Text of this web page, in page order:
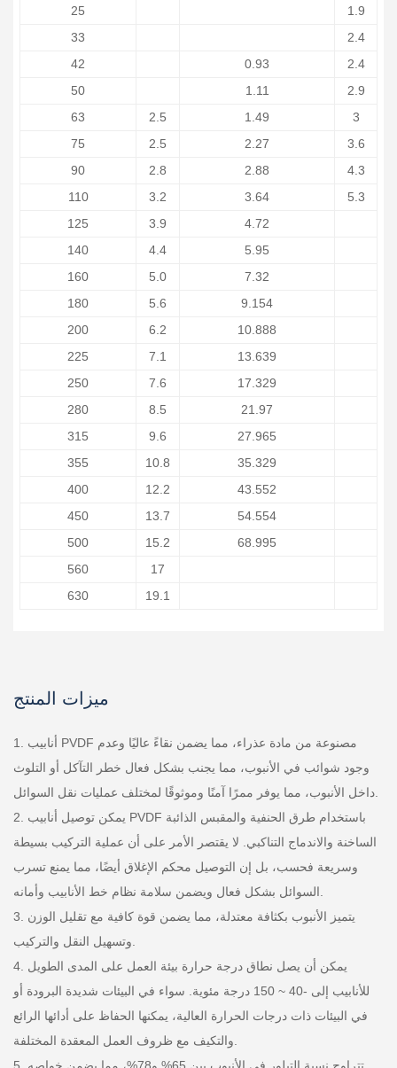
25
1.9
33
2.4
42
0.93
2.4
50
1.11
2.9
63
2.5 1.49
3
75
2.5 2.27
3.6
90
2.8 2.88
4.3
110
3.2 3.64
5.3
125
3.9
4.72
140
4.4
5.95
160
5.0
7.32
180
5.6
9.154
200
6.2
10.888
225
7.1
13.639
250
7.6
17.329
280
8.5
21.97
315
9.6
27.965
355
10.8
35.329
400
12.2
43.552
450
13.7
54.554
500
15.2
68.995
560
17
630
19.1
ميزات المنتج
1. أنابيب PVDF مصنوعة من مادة عذراء، مما يضمن نقاءً عاليًا وعدم
وجود شوائب في الأنبوب، مما يجنب بشكل فعال خطر التآكل أو التلوث
داخل الأنبوب، مما يوفر ممرًا آمنًا وموثوقًا لمختلف عمليات نقل السوائل.
2. يمكن توصيل أنابيب PVDF باستخدام طرق الحنفية والمقبس الذائبة
الساخنة والاندماج التناكبي. لا يقتصر الأمر على أن عملية التركيب بسيطة
وسريعة فحسب، بل إن التوصيل محكم الإغلاق أيضًا، مما يمنع تسرب
السوائل بشكل فعال ويضمن سلامة نظام خط الأنابيب وأمانه.
3. يتميز الأنبوب بكثافة معتدلة، مما يضمن قوة كافية مع تقليل الوزن
وتسهيل النقل والتركيب.
4. يمكن أن يصل نطاق درجة حرارة بيئة العمل على المدى الطويل
للأنابيب إلى -40 ~ 150 درجة مئوية. سواء في البيئات شديدة البرودة أو
في البيئات ذات درجات الحرارة العالية، يمكنها الحفاظ على أدائها الرائع
والتكيف مع ظروف العمل المعقدة المختلفة.